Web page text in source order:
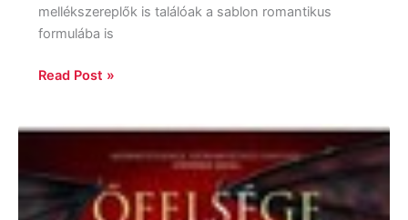
mellékszereplők is találóak a sablon romantikus
formulába is
Read Post »
Naomi
Őfelsége
sárkánya